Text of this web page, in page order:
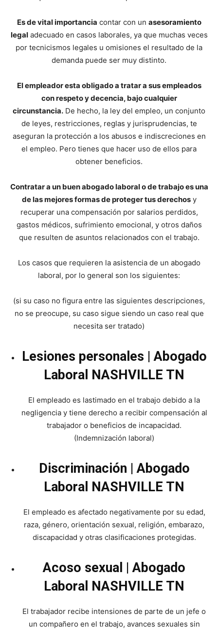
Es de vital importancia contar con un asesoramiento
legaladecuado en casos laborales, ya que muchas veces
por tecnicismos legales u omisiones el resultado de la
demanda puede ser muy distinto.
El empleador esta obligado a tratar a sus empleados
con respeto y decencia, bajo cualquier
circunstancia. De hecho, la ley del empleo, un conjunto
de leyes, restricciones, reglas y jurisprudencias, te
aseguran la protección a los abusos e indiscreciones en
el empleo. Pero tienes que hacer uso de ellos para
obtener beneficios.
Contratar a un buen abogado laboral o de trabajo es una
de las mejores formas de proteger tus derechosy
recuperar una compensación por salarios perdidos,
gastos médicos, sufrimiento emocional, y otros daños
que resulten de asuntos relacionados con el trabajo.
Los casos que requieren la asistencia de un abogado
laboral, por lo general son los siguientes:
(si su caso no figura entre las siguientes descripciones,
no se preocupe, su caso sigue siendo un caso real que
necesita ser tratado)
Lesiones personales | Abogado
Laboral NASHVILLE TN
El empleado es lastimado en el trabajo debido a la
negligencia y tiene derecho a recibir compensación al
trabajador o beneficios de incapacidad.
(Indemnización laboral)
Discriminación | Abogado
Laboral NASHVILLE TN
El empleado es afectado negativamente por su edad,
raza, género, orientación sexual, religión, embarazo,
discapacidad y otras clasificaciones protegidas.
Acoso sexual | Abogado
Laboral NASHVILLE TN
El trabajador recibe intensiones de parte de un jefe o
un compañero en el trabajo, avances sexuales sin